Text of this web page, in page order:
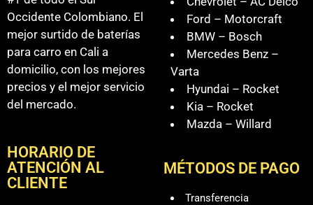
Occidente Colombiano. El
mejor surtido de baterías
para carro en Cali a
domicilio, con los mejores
precios y el mejor servicio
del mercado.
HORARIO DE
ATENCIÓN AL
CLIENTE
Ford – Motorcraft
BMW – Bosch
Mercedes Benz –
Varta
Hyundai – Rocket
Kia – Rocket
Mazda – Willard
MÉTODOS DE PAGO
Transferencia